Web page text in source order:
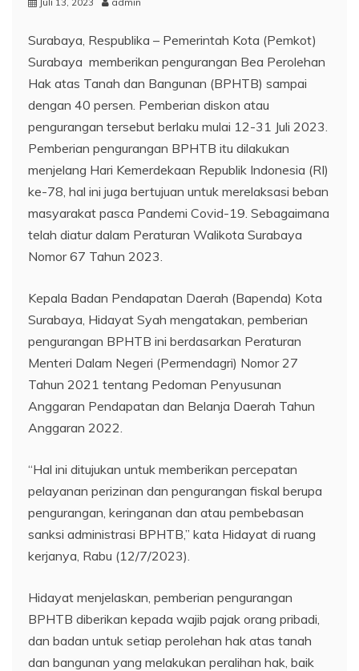
Surabaya, Respublika – Pemerintah Kota (Pemkot)
Surabaya memberikan pengurangan Bea Perolehan
Hak atas Tanah dan Bangunan (BPHTB) sampai
dengan 40 persen. Pemberian diskon atau
pengurangan tersebut berlaku mulai 12-31 Juli 2023.
Pemberian pengurangan BPHTB itu dilakukan
menjelang Hari Kemerdekaan Republik Indonesia (RI)
ke-78, hal ini juga bertujuan untuk merelaksasi beban
masyarakat pasca Pandemi Covid-19. Sebagaimana
telah diatur dalam Peraturan Walikota Surabaya
Nomor 67 Tahun 2023.
Kepala Badan Pendapatan Daerah (Bapenda) Kota
Surabaya, Hidayat Syah mengatakan, pemberian
pengurangan BPHTB ini berdasarkan Peraturan
Menteri Dalam Negeri (Permendagri) Nomor 27
Tahun 2021 tentang Pedoman Penyusunan
Anggaran Pendapatan dan Belanja Daerah Tahun
Anggaran 2022.
“Hal ini ditujukan untuk memberikan percepatan
pelayanan perizinan dan pengurangan fiskal berupa
pengurangan, keringanan dan atau pembebasan
sanksi administrasi BPHTB,” kata Hidayat di ruang
kerjanya, Rabu (12/7/2023).
Hidayat menjelaskan, pemberian pengurangan
BPHTB diberikan kepada wajib pajak orang pribadi,
dan badan untuk setiap perolehan hak atas tanah
dan bangunan yang melakukan peralihan hak, baik